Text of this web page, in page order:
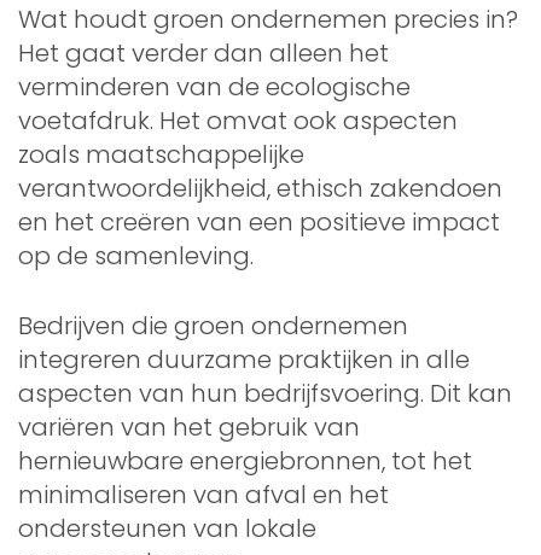
Wat houdt groen ondernemen precies in?
Het gaat verder dan alleen het
verminderen van de ecologische
voetafdruk. Het omvat ook aspecten
zoals maatschappelijke
verantwoordelijkheid, ethisch zakendoen
en het creëren van een positieve impact
op de samenleving.
Bedrijven die groen ondernemen
integreren duurzame praktijken in alle
aspecten van hun bedrijfsvoering. Dit kan
variëren van het gebruik van
hernieuwbare energiebronnen, tot het
minimaliseren van afval en het
ondersteunen van lokale